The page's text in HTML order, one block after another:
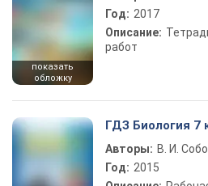
показать
обложку
Год: 2017
Описание:
работ
ГДЗ Биология 7
Авторы: В. И.
Год: 2015